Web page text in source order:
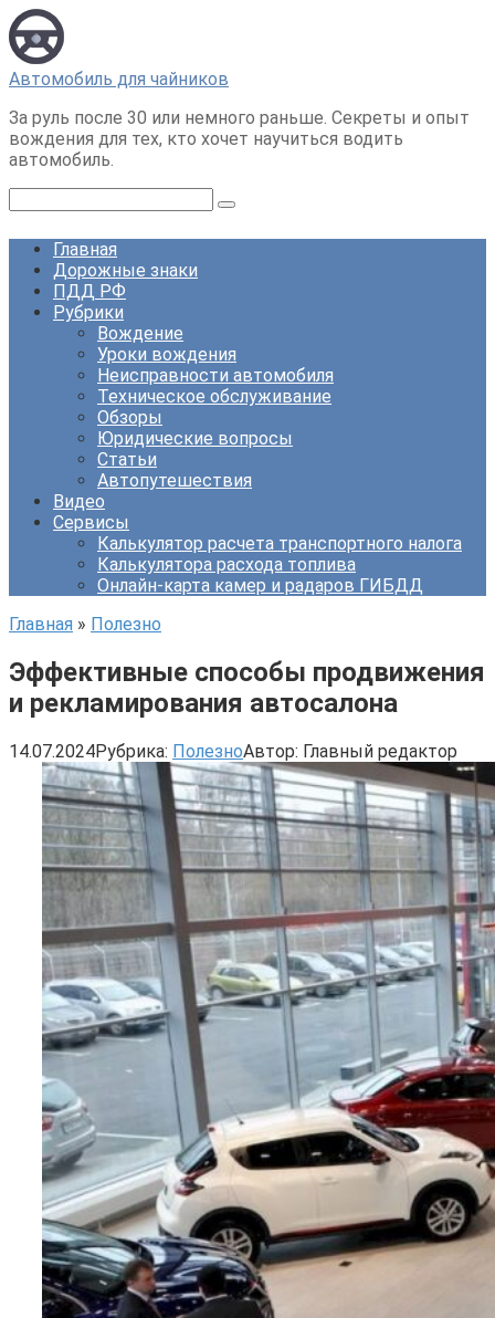
Перейти
к
контенту
Автомобиль для чайников
За руль после 30 или немного раньше. Секреты и опыт
вождения для тех, кто хочет научиться водить
автомобиль.
Главная
Дорожные знаки
ПДД РФ
Рубрики
Вождение
Уроки вождения
Неисправности автомобиля
Техническое обслуживание
Обзоры
Юридические вопросы
Статьи
Автопутешествия
Видео
Сервисы
Калькулятор расчета транспортного налога
Калькулятора расхода топлива
Онлайн-карта камер и радаров ГИБДД
Главная » Полезно
Эффективные способы продвижения
и рекламирования автосалона
14.07.2024Рубрика: ПолезноАвтор: Главный редактор